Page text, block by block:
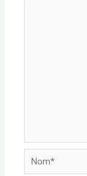
Nom*